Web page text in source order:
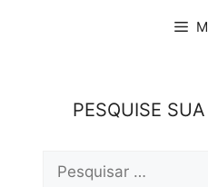
PESQUISE
por: